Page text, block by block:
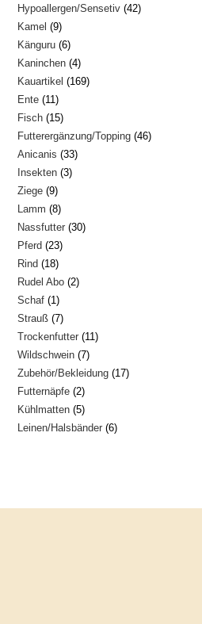
Produkte
Hypoallergen/Sensetiv 4242
Kamel 99
Produkte
Känguru 66
Produkte
Kaninchen 44
Produkte
Kauartikel 169169
Ente 1111
Produkte
Fisch 1515
Produkte
Futterergänzung/Topping 4646
Anicanis 3333
Insekten 33
Ziege 99
Produkte
Lamm 88
Produkte
Nassfutter 3030
Pferd 2323
Rind 1818
Produkte
Rudel Abo 22
Schaf 11
Produkt
Strauß 77
Produkte
Trockenfutter 1111
Wildschwein 77
Produkte
Zubehör/Bekleidung 1717
Futternäpfe 22
Produkte
Kühlmatten 55
Produkte
Leinen/Halsbänder 66